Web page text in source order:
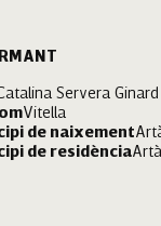
Servera Ginard
Vitella
de naixement
de residènciaArtà